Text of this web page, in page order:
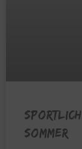
Sommer